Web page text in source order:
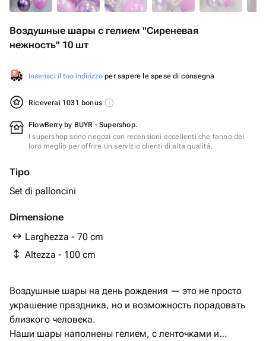
Воздушные шары с гелием "Сиреневая
нежность" 10 шт
Inserisci il tuo indirizzo per sapere le spese di consegna
Riceverai 1031 bonus
FlowBerry by BUYR - Supershop.
I supershop sono negozi con recensioni eccellenti che fanno del
loro meglio per offrire un servizio clienti di alta qualità.
Tipo
Set di palloncini
Dimensione
Larghezza - 70 cm
Altezza - 100 cm
Воздушные шары на день рождения — это не просто
украшение праздника, но и возможность порадовать
близкого человека.
Наши шары наполнены гелием, с ленточками и